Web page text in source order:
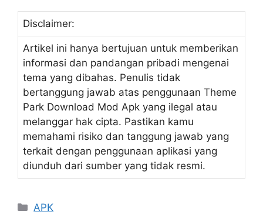
Disclaimer:
Artikel ini hanya bertujuan untuk memberikan
informasi dan pandangan pribadi mengenai
tema yang dibahas. Penulis tidak
bertanggung jawab atas penggunaan Theme
Park Download Mod Apk yang ilegal atau
melanggar hak cipta. Pastikan kamu
memahami risiko dan tanggung jawab yang
terkait dengan penggunaan aplikasi yang
diunduh dari sumber yang tidak resmi.
Kategori
APK